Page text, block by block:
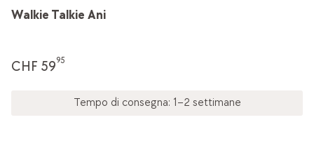
Walkie Talkie Ani
CHF 5995
Tempo di consegna: 1–2 settimane